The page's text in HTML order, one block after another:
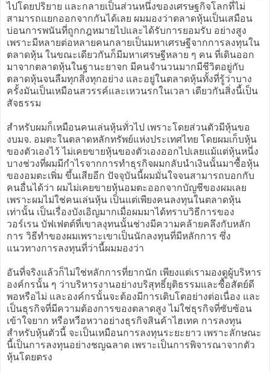
ไปโดยปริยาย และกลายเป็นส่วนหนึ่งของเศรษฐกิจโลกที่ไม่
สามารถแยกออกจากกันได้เลย ผมมองว่าตลาดหุ้นเป็นเสมือน
บ่อนการพนันที่ถูกกฎหมายไปและได้รับการยอมรับ อย่างสูง
เพราะมีหลายต่อหลายคนกลายเป็นมหาเศรษฐีจากการลงทุนใน
ตลาดหุ้น ในขณะเดียวกันก็มีมหาเศรษฐีหลาย ๆ คน ที่เดินออก
มาจากตลาดหุ้นในฐานะยาจก มีคนจำนวนมากมีชีวิตอยู่กับ
ตลาดหุ้นจนลืมทุกสิ่งทุกอย่าง และอยู่ในตลาดหุ้นทั้งที่รู้ว่าบาง
ครั้งมันเป็นเหมือนสวรรค์และเหวนรกในเวลา เดียวกันสิ่งนี้เป็น
สัจธรรม
สำหรับผมก็เหมือนคนเล่นหุ้นทั่วไป เพราะโดยส่วนตัวมีหุ้นขอ
งบมจ. อมตะในตลาดหลักทรัพย์แห่งประเทศไทย โดยผมเก็บหุ้น
ของตัวเองไว้ ไม่เคยขายหุ้นของตัวเองออกไปเลยแม้แต่หุ้นหนี่ง
บางช่วงที่ผมมีกำไรจากการทำธุรกิจผมกลับนำเงินนั้นมาซื้อหุ้น
ของอมตะเพิ่ม ขึ้นเสียอีก ปัจจุบันนี้ผมมั่นใจจนสามารถบอกกับ
คนอื่นได้ว่า ผมไม่เคยขายหุ้นอมตะออกจากบัญชีของผมเลย
เพราะผมไม่ใช่คนเล่นหุ้น เป็นแต่เพียงคนลงทุนในตลาดหุ้น
เท่านั้น เป็นเรื่องบังเอิญมากเมื่อผมมาได้ทราบวิธีการของ
วอร์เรน บัฟเฟตต์ที่เขาลงุทนนั้นช่างมีความคล้ายคลึงกับหลัก
การ วิธีทำของผมเพราะเขาเป็นนักลงทุนที่มีหลักการ ซึ่ง
แนวทางการลงทุนที่ว่านี้ผมมองว่า
อันที่จริงแล้วก็ไม่ใช่หลักการที่ยากนัก เพียงแต่เรามองดูผู้บริหาร
องค์กรนั้น ๆ ว่าบริหารงานอย่างบริสุทธิ์ยุติธรรมและซื้อสัตย์ดี
พอหรือไม่ และองค์กรนั้นจะต้องมีการเติบโตอย่างต่อเนื่อง และ
เป็นธุรกิจที่มีความต้องการของตลาดสูง ไม่ใช่ธุรกิจที่ซับซ้อน
เข้าใจยาก หรือหวือหวาอย่างธุรกิจสินค้าไฮเทค การลงทุน
สำหรับหุ้นตัวนี้ จะเป็นเหมือนการลงทุนระยะยาว เพราะลักษณะ
นี้เป็นการลงทุนอย่างชญฉลาด เพราะเป็นการพิจารณาจากตัว
หุ้นโดยตรง